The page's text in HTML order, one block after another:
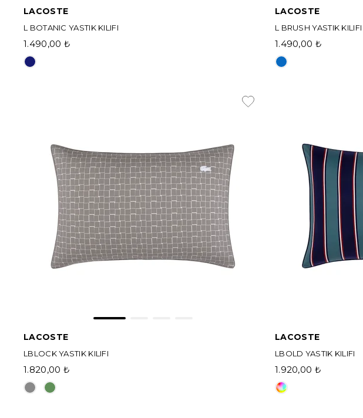
LACOSTE
L BOTANIC YASTIK KILIFI
1.490,00 ₺
LACOSTE
L BRUSH YASTIK KILIFI
1.490,00 ₺
LACOSTE
LBLOCK YASTIK KILIFI
1.820,00 ₺
LACOSTE
LBOLD YASTIK KILIFI
1.920,00 ₺